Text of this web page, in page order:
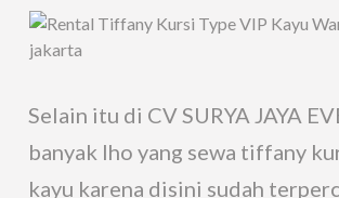
Selain itu di CV SURYA JAYA
banyak lho yang sewa tiffany
kayu karena disini sudah